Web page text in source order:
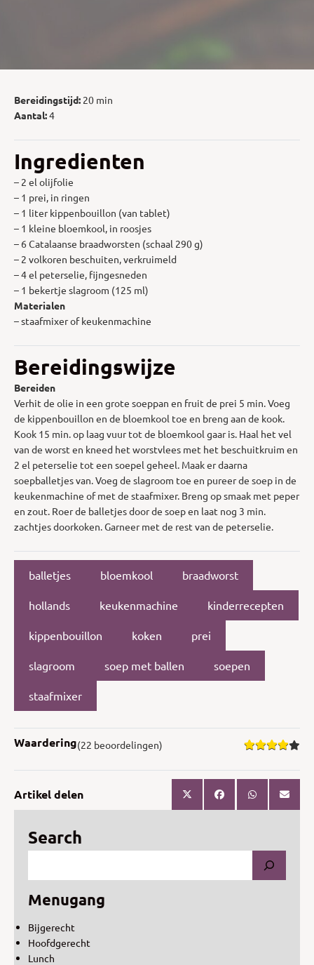
Bereidingstijd: 20 min
Aantal:4
Ingredienten
– 2 el olijfolie
– 1 prei, in ringen
– 1 liter kippenbouillon (van tablet)
– 1 kleine bloemkool, in roosjes
– 6 Catalaanse braadworsten (schaal 290 g)
– 2 volkoren beschuiten, verkruimeld
– 4 el peterselie, fijngesneden
– 1 bekertje slagroom (125 ml)
Materialen
– staafmixer of keukenmachine
Bereidingswijze
Bereiden
Verhit de olie in een grote soeppan en fruit de prei 5 min. Voeg
de kippenbouillon en de bloemkool toe en breng aan de kook.
Kook 15 min. op laag vuur tot de bloemkool gaar is. Haal het vel
van de worst en kneed het worstvlees met het beschuitkruim en
2 el peterselie tot een soepel geheel. Maak er daarna
soepballetjes van. Voeg de slagroom toe en pureer de soep in de
keukenmachine of met de staafmixer. Breng op smaak met peper
en zout. Roer de balletjes door de soep en laat nog 3 min.
zachtjes doorkoken. Garneer met de rest van de peterselie.
balletjes bloemkool braadworst
hollands keukenmachine kinderrecepten
kippenbouillon koken prei
slagroom soep met ballen soepen
staafmixer
Waardering(22 beoordelingen)
Artikel delen
Search
Menugang
Bijgerecht
Hoofdgerecht
Lunch